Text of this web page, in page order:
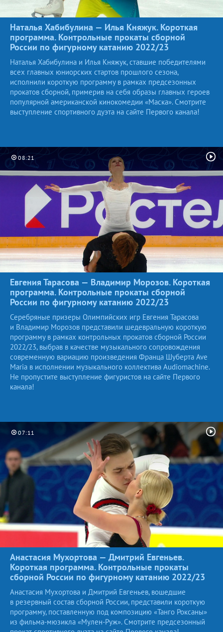
Наталья Хабибулина — Илья Княжук. Короткая
программа. Контрольные прокаты сборной
России по фигурному катанию 2022/23
Наталья Хабибулина и Илья Княжук, ставшие победителями
всех главных юниорских стартов прошлого сезона,
исполнили короткую программу в рамках предсезонных
прокатов сборной, примерив на себя образы главных героев
популярной американской кинокомедии «Маска». Смотрите
выступление спортивного дуэта на сайте Первого канала!
08:21
Евгения Тарасова — Владимир Морозов. Короткая
программа. Контрольные прокаты сборной
России по фигурному катанию 2022/23
Серебряные призеры Олимпийских игр Евгения Тарасова
и Владимир Морозов представили шедевральную короткую
программу в рамках контрольных прокатов сборной России
2022/23, выбрав в качестве музыкального сопровождения
современную вариацию произведения Франца Шуберта Ave
Maria в исполнении музыкального коллектива Audiomachine.
Не пропустите выступление фигуристов на сайте Первого
канала!
07:11
Анастасия Мухортова — Дмитрий Евгеньев.
Короткая программа. Контрольные прокаты
сборной России по фигурному катанию 2022/23
Анастасия Мухортова и Дмитрий Евгеньев, вошедшие
в резервный состав сборной России, представили короткую
программу, поставленную под композицию «Танго Роксаны»
из фильма-мюзикла «Мулен-Руж». Смотрите предсезонный